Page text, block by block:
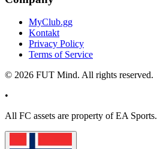
MyClub.gg
Kontakt
Privacy Policy
Terms of Service
© 2026 FUT Mind. All rights reserved.
•
All FC assets are property of EA Sports.